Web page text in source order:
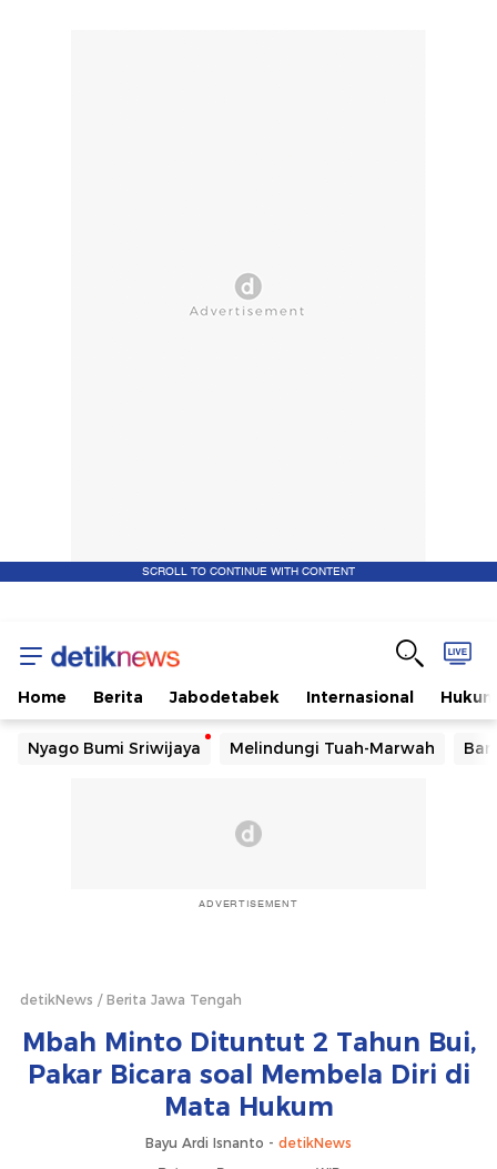
SCROLL TO CONTINUE WITH CONTENT
Home Berita Jabodetabek Internasional Hukum
Nyago Bumi Sriwijaya Melindungi Tuah-Marwah
ADVERTISEMENT
detikNews Berita Jawa Tengah
Mbah Minto Dituntut 2 Tahun Bui,
Pakar Bicara soal Membela Diri di
Mata Hukum
Bayu Ardi Isnanto - detikNews